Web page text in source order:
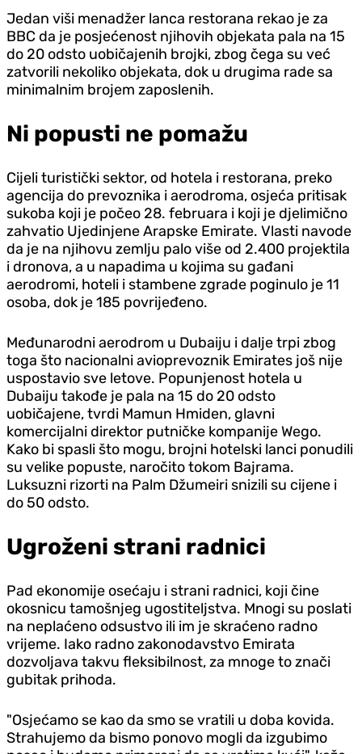
Jedan viši menadžer lanca restorana rekao je za
BBC da je posjećenost njihovih objekata pala na 15
do 20 odsto uobičajenih brojki, zbog čega su već
zatvorili nekoliko objekata, dok u drugima rade sa
minimalnim brojem zaposlenih.
Ni popusti ne pomažu
Cijeli turistički sektor, od hotela i restorana, preko
agencija do prevoznika i aerodroma, osjeća pritisak
sukoba koji je počeo 28. februara i koji je d‌jelimično
zahvatio Ujedinjene Arapske Emirate. Vlasti navode
da je na njihovu zemlju palo više od 2.400 projektila
i dronova, a u napadima u kojima su gađani
aerodromi, hoteli i stambene zgrade poginulo je 11
osoba, dok je 185 povrijeđeno.
Međunarodni aerodrom u Dubaiju i dalje trpi zbog
toga što nacionalni avioprevoznik Emirates još nije
uspostavio sve letove. Popunjenost hotela u
Dubaiju takođe je pala na 15 do 20 odsto
uobičajene, tvrdi Mamun Hmiden, glavni
komercijalni direktor putničke kompanije Wego.
Kako bi spasli što mogu, brojni hotelski lanci ponudili
su velike popuste, naročito tokom Bajrama.
Luksuzni rizorti na Palm Džumeiri snizili su cijene i
do 50 odsto.
Ugroženi strani radnici
Pad ekonomije osećaju i strani radnici, koji čine
okosnicu tamošnjeg ugostiteljstva. Mnogi su poslati
na neplaćeno odsustvo ili im je skraćeno radno
vrijeme. Iako radno zakonodavstvo Emirata
dozvoljava takvu fleksibilnost, za mnoge to znači
gubitak prihoda.
"Osjećamo se kao da smo se vratili u doba kovida.
Strahujemo da bismo ponovo mogli da izgubimo